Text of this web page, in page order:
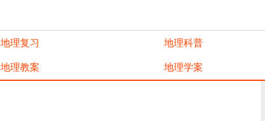
地理复习 地理科普
地理教案 地理学案